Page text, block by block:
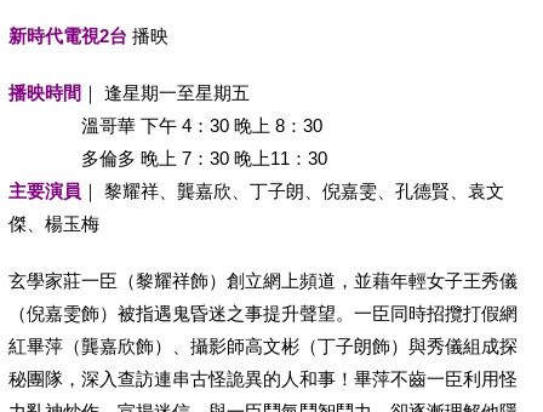
新時代電視2台 播映
播映時間 ｜ 逢星期一至星期五
溫哥華 下午 4：30 晚上 8：30
多倫多 晚上 7：30 晚上11：30
主要演員 ｜ 黎耀祥、龔嘉欣、丁子朗、倪嘉雯、孔德賢、袁文
傑、楊玉梅
玄學家莊一臣（黎耀祥飾）創立網上頻道，並藉年輕女子王秀儀
（倪嘉雯飾）被指遇鬼昏迷之事提升聲望。一臣同時招攬打假網
紅畢萍（龔嘉欣飾）、攝影師高文彬（丁子朗飾）與秀儀組成探
秘團隊，深入查訪連串古怪詭異的人和事！畢萍不齒一臣利用怪